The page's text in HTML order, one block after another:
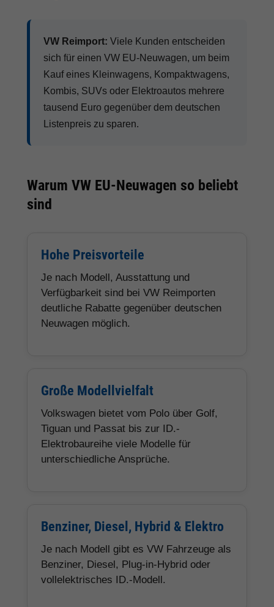
VW Reimport: Viele Kunden entscheiden
sich für einen VW EU-Neuwagen, um beim
Kauf eines Kleinwagens, Kompaktwagens,
Kombis, SUVs oder Elektroautos mehrere
tausend Euro gegenüber dem deutschen
Listenpreis zu sparen.
Warum VW EU-Neuwagen so beliebt
sind
Hohe Preisvorteile
Je nach Modell, Ausstattung und
Verfügbarkeit sind bei VW Reimporten
deutliche Rabatte gegenüber deutschen
Neuwagen möglich.
Große Modellvielfalt
Volkswagen bietet vom Polo über Golf,
Tiguan und Passat bis zur ID.-
Elektrobaureihe viele Modelle für
unterschiedliche Ansprüche.
Benziner, Diesel, Hybrid & Elektro
Je nach Modell gibt es VW Fahrzeuge als
Benziner, Diesel, Plug-in-Hybrid oder
vollelektrisches ID.-Modell.